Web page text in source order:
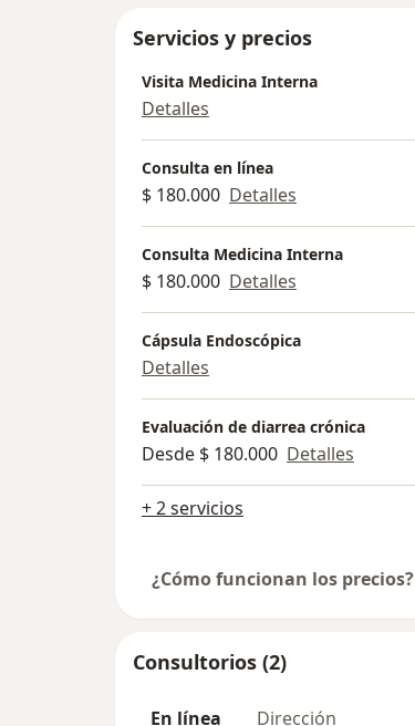
Servicios y precios
Visita Medicina Interna
Detalles
Consulta en línea
$ 180.000 Detalles
Consulta Medicina Interna
$ 180.000 Detalles
Cápsula Endoscópica
Detalles
Evaluación de diarrea crónica
Desde $ 180.000 Detalles
+ 2 servicios
¿Cómo funcionan los precios?
Consultorios (2)
En línea Dirección